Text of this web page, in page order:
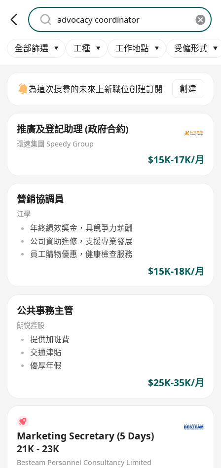
全部篩選 工種 工作地點 受僱形式
為這次搜尋的未來上新職位創建訂閱 創建
推廣及登記助理 (政府合約)
環速集團 Speedy Group
$15K-17K/月
營銷協調員
江學
年終績效獎金，具競爭力薪酬
公司資助進修，支援專業發展
員工購物優惠，健康檢查服務
$15K-18K/月
公共事務主管
朗悅控股
提供加班費
交通津貼
優厚年假
$25K-35K/月
Marketing Secretary (5 Days)
21K - 23K
Besteam Personnel Consultancy Limited